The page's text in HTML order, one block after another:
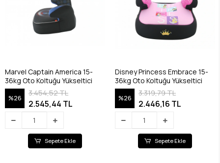
Marvel Captain America 15-
36kg Oto Koltuğu Yükseltici
%26
3.454,52 TL
2.545,44 TL
Sepete Ekle
Disney Princess Embrace 15-
36kg Oto Koltuğu Yükseltici
%26
3.319,79 TL
2.446,16 TL
Sepete Ekle